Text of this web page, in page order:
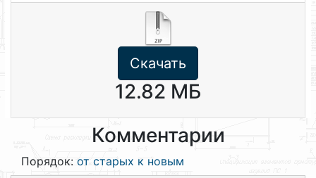
Скачать
12.82 МБ
Комментарии
Порядок: от старых к новым